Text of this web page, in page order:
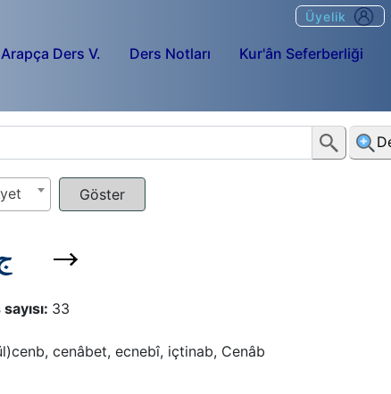
Arapça Ders V. Ders Notları Kur'ân Seferberliği
Üyelik
ج ن ب
33
cenâbet, ecnebî, içtinab, Cenâb